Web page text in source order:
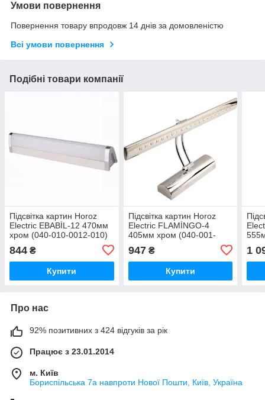
Умови повернення
Повернення товару впродовж 14 днів за домовленістю
Всі умови повернення
Подібні товари компанії
Підсвітка картин Horoz
Electric EBABİL-12 470мм
хром (040-010-0012-010)
844 ₴
Купити
Підсвітка картин Horoz
Electric FLAMİNGO-4
405мм хром (040-001-
947₴
Купити
1
Про нас
92% позитивних з 424 відгуків за рік
Працює з 23.01.2014
м. Київ
Бориспільська 7а навпроти Нової Пошти, Київ, Україна